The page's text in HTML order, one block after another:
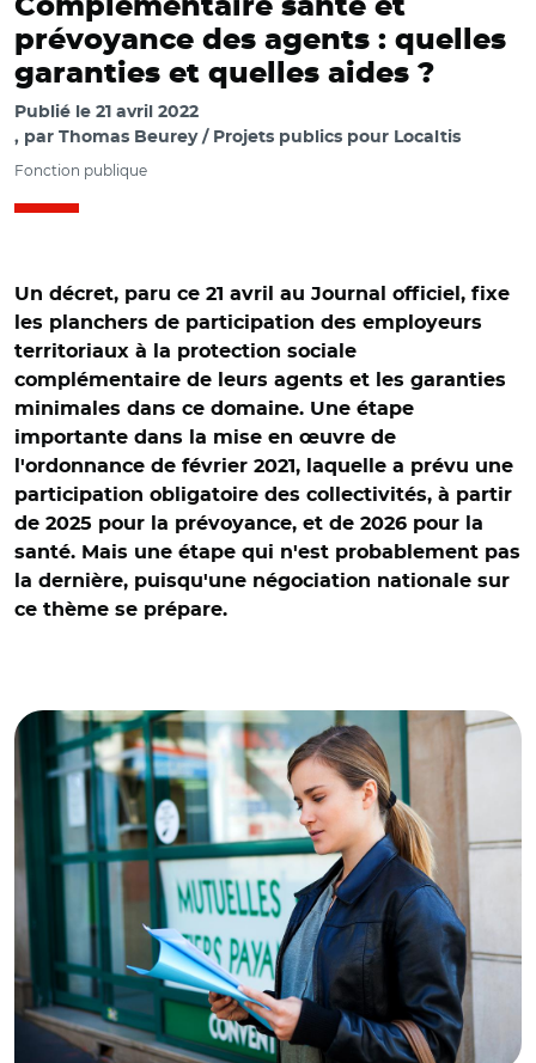
Complémentaire santé et
prévoyance des agents : quelles
garanties et quelles aides ?
Publié le 21 avril 2022
par Thomas Beurey / Projets publics pour Localtis
Fonction publique
Un décret, paru ce 21 avril au Journal officiel, fixe
les planchers de participation des employeurs
territoriaux à la protection sociale
complémentaire de leurs agents et les garanties
minimales dans ce domaine. Une étape
importante dans la mise en œuvre de
l'ordonnance de février 2021, laquelle a prévu une
participation obligatoire des collectivités, à partir
de 2025 pour la prévoyance, et de 2026 pour la
santé. Mais une étape qui n'est probablement pas
la dernière, puisqu'une négociation nationale sur
ce thème se prépare.